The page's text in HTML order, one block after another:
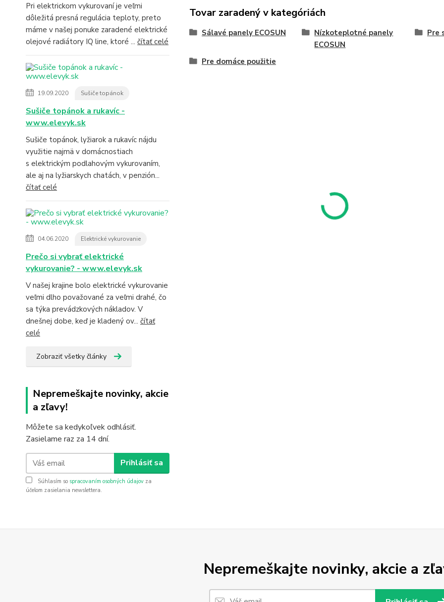
Pri elektrickom vykurovaní je veľmi
dôležitá presná regulácia teploty, preto
máme v našej ponuke zaradené elektrické
olejové radiátory IQ line, ktoré ... čítať celé
19.09.2020 Sušiče topánok
Sušiče topánok a rukavíc -
www.elevyk.sk
Sušiče topánok, lyžiarok a rukavíc nájdu
využitie najmä v domácnostiach
s elektrickým podlahovým vykurovaním,
ale aj na lyžiarskych chatách, v penzión...
čítať celé
04.06.2020 Elektrické vykurovanie
Prečo si vybrať elektrické
vykurovanie? - www.elevyk.sk
V našej krajine bolo elektrické vykurovanie
veľmi dlho považované za veľmi drahé, čo
sa týka prevádzkových nákladov. V
dnešnej dobe, keď je kladený ov... čítať
celé
Zobraziť všetky články
Nepremeškajte novinky, akcie
a zľavy!
Môžete sa kedykoľvek odhlásiť.
Zasielame raz za 14 dní.
Prihlásiť sa
Súhlasím so spracovaním osobných údajov za
účelom zasielania newslettera.
Tovar zaradený v kategóriách
Sálavé panely ECOSUN
Nízkoteplotné panely
ECOSUN
Pre
Pre domáce použitie
Nepremeškajte novinky, akcie a